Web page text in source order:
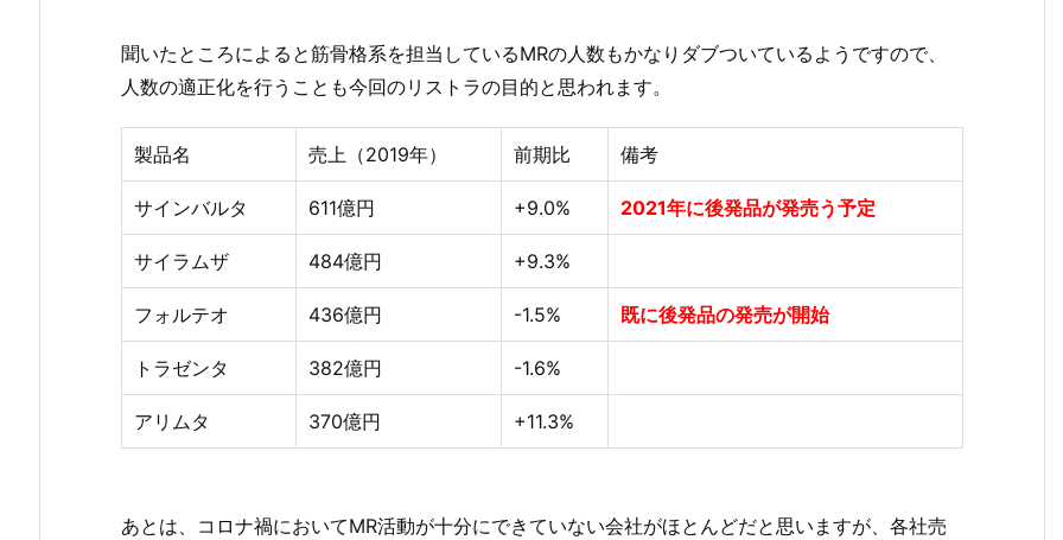
聞いたところによると筋骨格系を担当しているMRの人数もかなりダブついているようですので、
人数の適正化を行うことも今回のリストラの目的と思われます。
製品名 売上（2019年） 前期比 備考
サインバルタ 611億円 +9.0% 2021年に後発品が発売う予定
サイラムザ 484億円 +9.3%
フォルテオ 436億円 -1.5% 既に後発品の発売が開始
トラゼンタ 382億円 -1.6%
アリムタ 370億円 +11.3%
あとは、コロナ禍においてMR活動が十分にできていない会社がほとんどだと思いますが、各社売